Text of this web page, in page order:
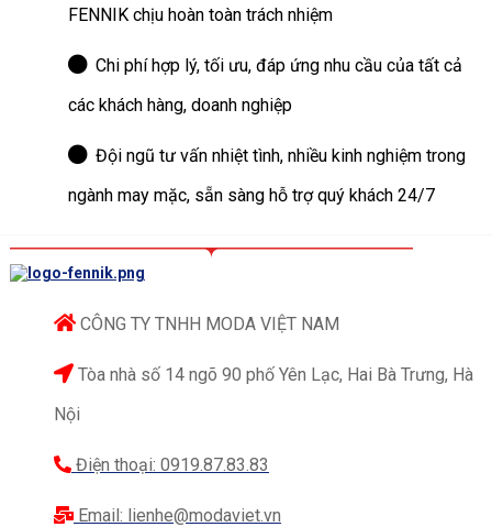
FENNIK chịu hoàn toàn trách nhiệm
Chi phí hợp lý, tối ưu, đáp ứng nhu cầu của tất cả
các khách hàng, doanh nghiệp
Đội ngũ tư vấn nhiệt tình, nhiều kinh nghiệm trong
ngành may mặc, sẵn sàng hỗ trợ quý khách 24/7
CÔNG TY TNHH MODA VIỆT NAM
Tòa nhà số 14 ngõ 90 phố Yên Lạc, Hai Bà Trưng, Hà
Nội
Điện thoại: 0919.87.83.83
Email: lienhe@modaviet.vn